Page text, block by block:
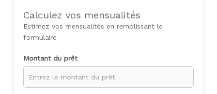
Calculez vos mensualités
Estimez vos mensualités en remplissant le
formulaire
Montant du prêt